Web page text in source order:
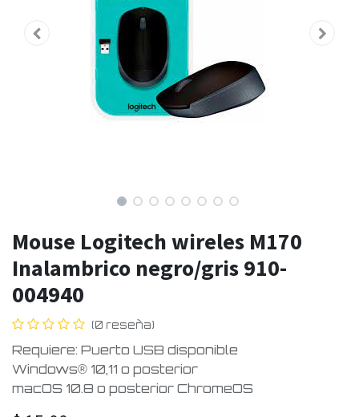
Mouse Logitech wireles M170
Inalambrico negro/gris 910-
004940
(0 reseña)
Requiere: Puerto USB disponible
Windows® 10,11 o posterior
macOS 10.8 o posterior ChromeOS